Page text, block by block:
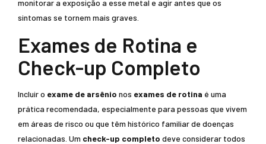
monitorar a exposição a esse metal e agir antes que os
sintomas se tornem mais graves.
Exames de Rotina e
Check-up Completo
Incluir o exame de arsênio nos exames de rotina é uma
prática recomendada, especialmente para pessoas que vivem
em áreas de risco ou que têm histórico familiar de doenças
relacionadas. Um check-up completo deve considerar todos